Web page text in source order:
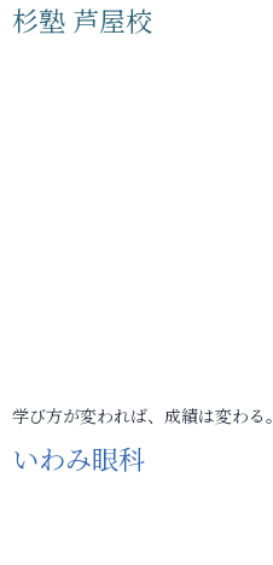
杉塾 芦屋校
学び方が変われば、成績は変わる。
いわみ眼科